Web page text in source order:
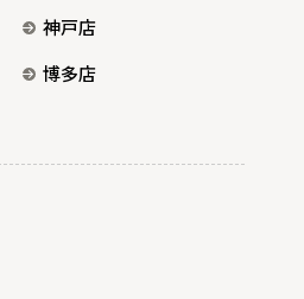
神戸店
博多店